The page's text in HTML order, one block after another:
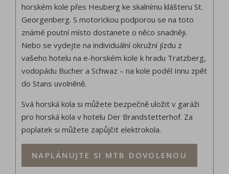
horském kole přes Heuberg ke skalnímu klášteru St.
Georgenberg. S motorickou podporou se na toto
známé poutní místo dostanete o něco snadněji.
Nebo se vydejte na individuální okružní jízdu z
vašeho hotelu na e-horském kole k hradu Tratzberg,
vodopádu Bucher a Schwaz – na kole podél Innu zpět
do Stans uvolněně.
Svá horská kola si můžete bezpečně uložit v garáži
pro horská kola v hotelu Der Brandstetterhof. Za
poplatek si můžete zapůjčit elektrokola.
NAPLÁNUJTE SI MTB DOVOLENOU